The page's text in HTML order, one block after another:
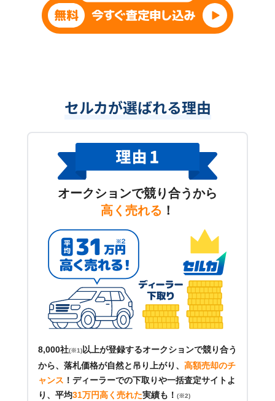
セルカが選ばれる理由
オークションで競り合うから
高く売れる ！
8,000社(※1) 以上が登録するオークションで競り合う
から、落札価格が自然と吊り上がり、 高額売却のチ
ャンス ！ ディーラーでの下取りや一括査定サイトよ
り、平均31万円高く売れた実績も！ (※2)